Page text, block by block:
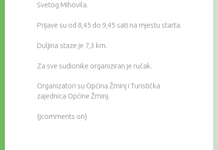
Svetog Mihovila.
Prijave su od 8,45 do 9,45 sati na mjestu starta.
Duljina staze je 7,3 km.
Za sve sudionike organiziran je ručak.
Organizatori su Općina Žminj i Turistička
zajednica Općine Žminj.
{jcomments on}